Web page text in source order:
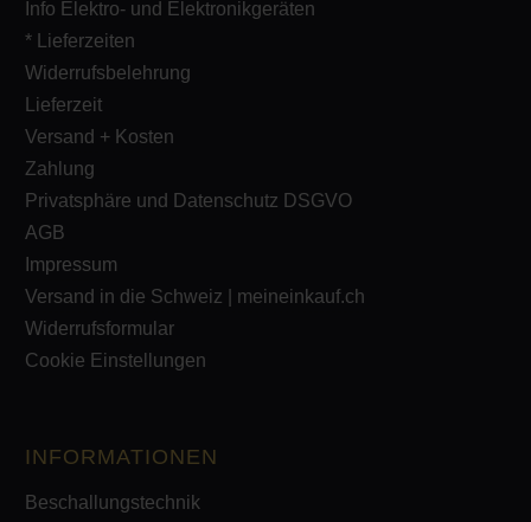
Info Elektro- und Elektronikgeräten
* Lieferzeiten
Widerrufsbelehrung
Lieferzeit
Versand + Kosten
Zahlung
Privatsphäre und Datenschutz DSGVO
AGB
Impressum
Versand in die Schweiz | meineinkauf.ch
Widerrufsformular
Cookie Einstellungen
INFORMATIONEN
Beschallungstechnik